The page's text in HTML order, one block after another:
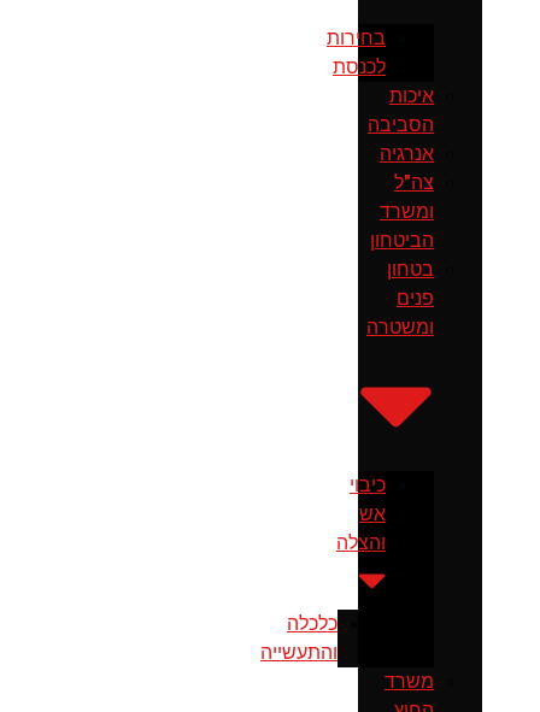
בחירות
לכנסת
איכות
הסביבה
אנרגיה
צה"ל
ומשרד
הביטחון
בטחון
פנים
ומשטרה
כיבוי
אש
והצלה
כלכלה
והתעשייה
משרד